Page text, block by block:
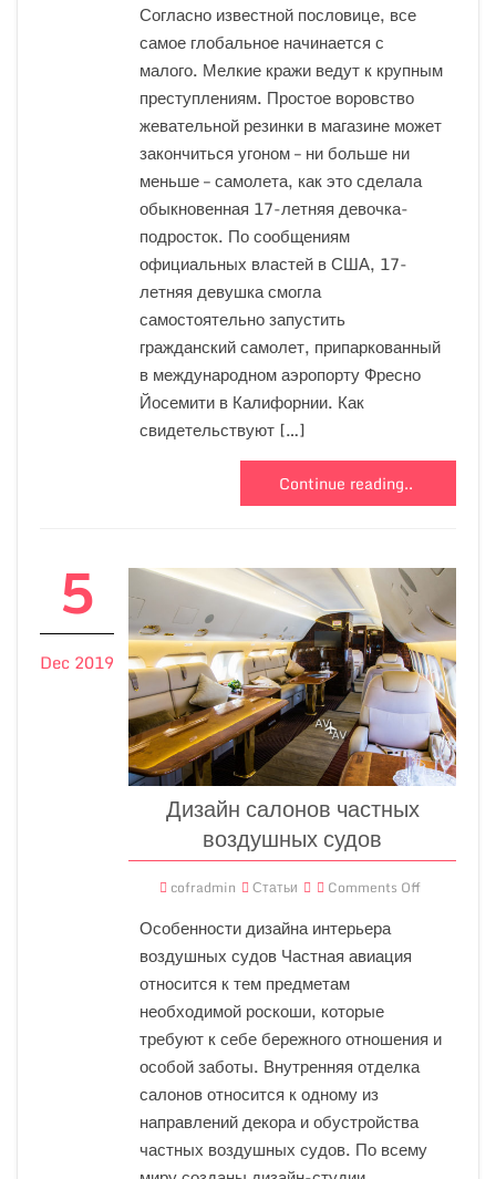
Согласно известной пословице, все
самое глобальное начинается с
малого. Мелкие кражи ведут к крупным
преступлениям. Простое воровство
жевательной резинки в магазине может
закончиться угоном – ни больше ни
меньше – самолета, как это сделала
обыкновенная 17-летняя девочка-
подросток. По сообщениям
официальных властей в США, 17-
летняя девушка смогла
самостоятельно запустить
гражданский самолет, припаркованный
в международном аэропорту Фресно
Йосемити в Калифорнии. Как
свидетельствуют […]
Continue reading..
5
Dec 2019
Дизайн салонов частных
воздушных судов
cofradmin Статьи Comments Off
Особенности дизайна интерьера
воздушных судов Частная авиация
относится к тем предметам
необходимой роскоши, которые
требуют к себе бережного отношения и
особой заботы. Внутренняя отделка
салонов относится к одному из
направлений декора и обустройства
частных воздушных судов. По всему